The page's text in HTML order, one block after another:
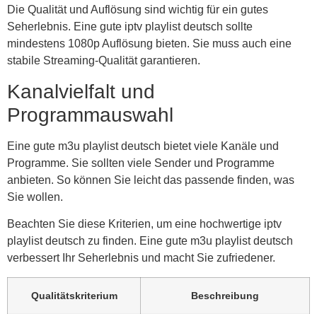
Die Qualität und Auflösung sind wichtig für ein gutes
Seherlebnis. Eine gute iptv playlist deutsch sollte
mindestens 1080p Auflösung bieten. Sie muss auch eine
stabile Streaming-Qualität garantieren.
Kanalvielfalt und
Programmauswahl
Eine gute m3u playlist deutsch bietet viele Kanäle und
Programme. Sie sollten viele Sender und Programme
anbieten. So können Sie leicht das passende finden, was
Sie wollen.
Beachten Sie diese Kriterien, um eine hochwertige iptv
playlist deutsch zu finden. Eine gute m3u playlist deutsch
verbessert Ihr Seherlebnis und macht Sie zufriedener.
Qualitätskriterium Beschreibung